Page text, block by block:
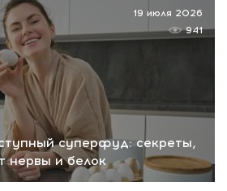
суперфуд: секреты,
нервы и белок
19 июля 2026
941